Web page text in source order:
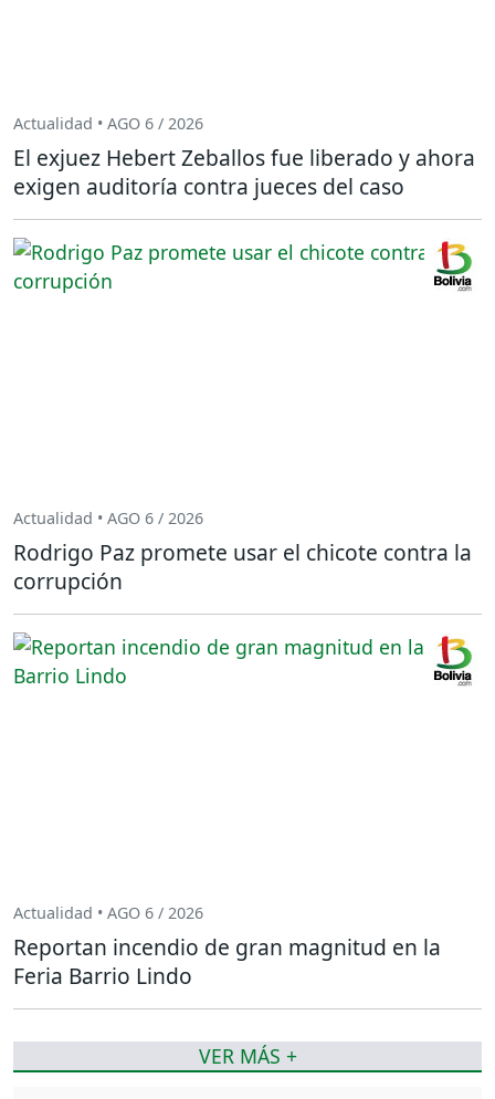
Actualidad • AGO 6 / 2026
El exjuez Hebert Zeballos fue liberado y ahora
exigen auditoría contra jueces del caso
Actualidad • AGO 6 / 2026
Rodrigo Paz promete usar el chicote contra la
corrupción
Actualidad • AGO 6 / 2026
Reportan incendio de gran magnitud en la
Feria Barrio Lindo
VER MÁS +